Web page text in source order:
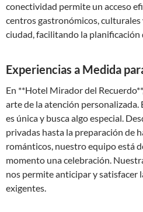
conectividad permite un acceso
centros gastronómicos,
ciudad, facilitando la planificación
Experiencias a Medida
En **Hotel Mirador del
arte de la atención personalizada.
es única y busca algo especial.
privadas hasta la preparación de
románticos, nuestro equipo está
momento una celebración.
nos permite anticipar y satisfacer
exigentes.